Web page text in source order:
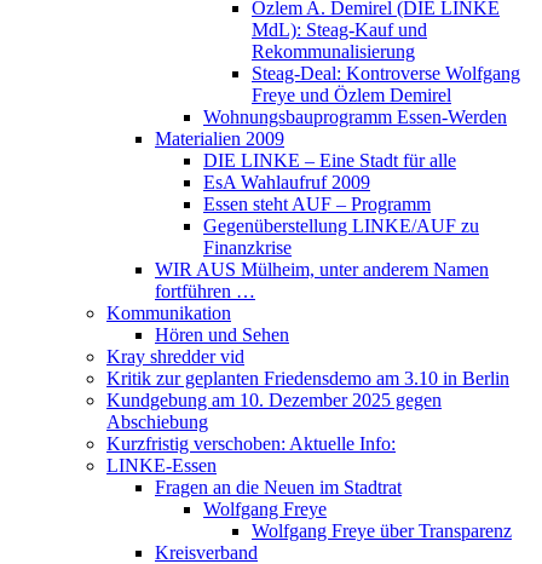
Özlem A. Demirel (DIE LINKE
MdL): Steag-Kauf und
Rekommunalisierung
Steag-Deal: Kontroverse Wolfgang
Freye und Özlem Demirel
Wohnungsbauprogramm Essen-Werden
Materialien 2009
DIE LINKE – Eine Stadt für alle
EsA Wahlaufruf 2009
Essen steht AUF – Programm
Gegenüberstellung LINKE/AUF zu
Finanzkrise
WIR AUS Mülheim, unter anderem Namen
fortführen …
Kommunikation
Hören und Sehen
Kray shredder vid
Kritik zur geplanten Friedensdemo am 3.10 in Berlin
Kundgebung am 10. Dezember 2025 gegen
Abschiebung
Kurzfristig verschoben: Aktuelle Info:
LINKE-Essen
Fragen an die Neuen im Stadtrat
Wolfgang Freye
Wolfgang Freye über Transparenz
Kreisverband